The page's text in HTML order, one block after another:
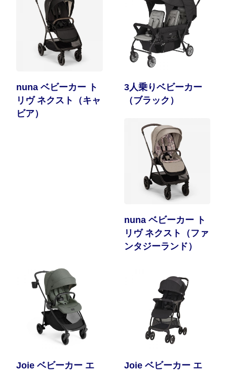
nuna ベビーカー ト
リヴ ネクスト（キャ
ビア）
3人乗りベビーカー
（ブラック）
nuna ベビーカー ト
リヴ ネクスト（ファ
ンタジーランド）
Joie ベビーカー エ
Joie ベビーカー エ